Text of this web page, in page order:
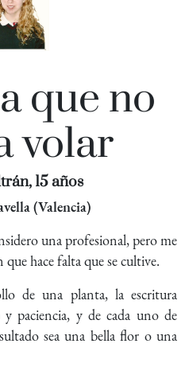
que no
volar
15 años
(Valencia)
una profesional, pero me
hace falta que se cultive.
de una planta, la escritura
y paciencia, y de cada uno de
sea una bella flor o una